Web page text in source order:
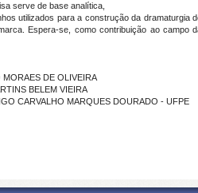
serve de base analítica,
utilizados para a construção da dramaturgia
Espera-se, como contribuição ao
DE OLIVEIRA
BELEM VIEIRA
CARVALHO MARQUES DOURADO - UFPE